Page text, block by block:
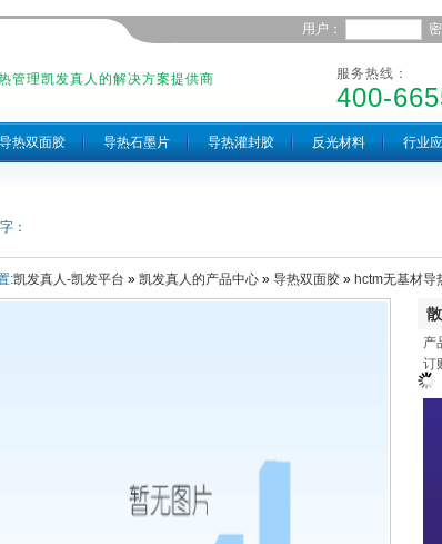
用户：
管理凯发真人的解决方案提供商
服务热线：
400-
导热双面胶 导热石墨片 导热灌封胶 反光材料 行业
：
:凯发真人-凯发平台 » 凯发真人的产品中心 » 导热双面胶 » hctm无基材导
产
订